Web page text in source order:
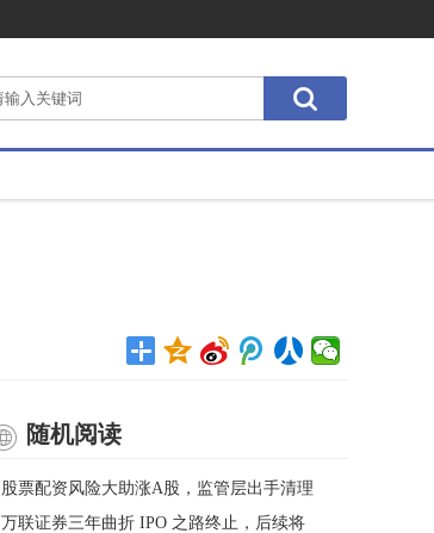
随机阅读
股票配资风险大助涨A股，监管层出手清理
万联证券三年曲折 IPO 之路终止，后续将